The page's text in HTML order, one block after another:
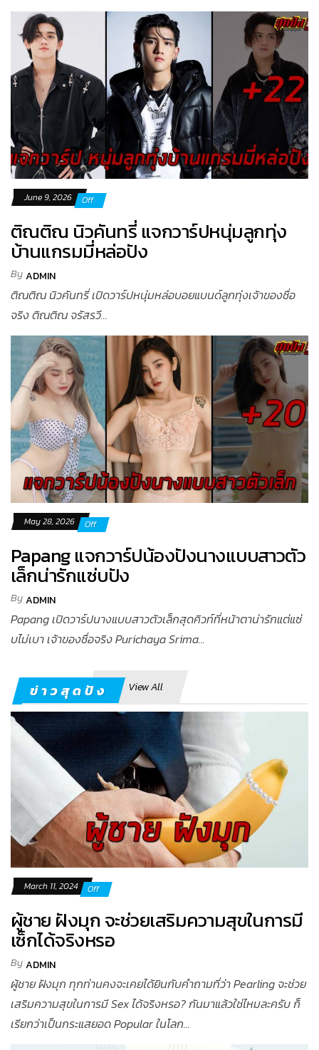
June 9, 2026 Off
ติณติณ นิวคันทรี่ แจกวาร์ปหนุ่มลูกทุ่ง
บ้านแกรมมี่หล่อปัง
ByADMIN
ติณติณ นิวคันทรี่ เปิดวาร์ปหนุ่มหล่อบอยแบนด์ลูกทุ่งเจ้าของชื่อ
จริง ติณติณ จรัสรวี...
May 28, 2026 Off
Papang แจกวาร์ปน้องปังนางแบบสาวตัว
เล็กน่ารักแซ่บปัง
ByADMIN
Papang เปิดวาร์ปนางแบบสาวตัวเล็กสุดคิวท์ที่หน้าตาน่ารักแต่แซ่
บไม่เบา เจ้าของชื่อจริง Purichaya Srima...
ข่าวสุดปัง View All
March 11, 2024 Off
ผู้ชาย ฝังมุก จะช่วยเสริมความสุขในการมี
เซ็กได้จริงหรอ
ByADMIN
ผู้ชาย ฝังมุก ทุกท่านคงจะเคยได้ยินกับคำถามที่ว่า Pearling จะช่วย
เสริมความสุขในการมี Sex ได้จริงหรอ? กันมาแล้วใช่ไหมละครับ ก็
เรียกว่าเป็นกระแสยอด Popular ในโลก...